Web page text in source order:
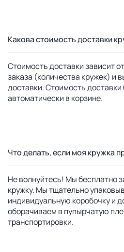
Какова стоимость доставки
Стоимость доставки зависит
заказа (количества кружек) и
доставки. Стоимость доставки
автоматически в корзине.
Что делать, если моя кружка
Не волнуйтесь! Мы бесплатно
кружку. Мы тщательно
индивидуальную коробочку и
оборачиваем в пупырчатую
транспортировки.